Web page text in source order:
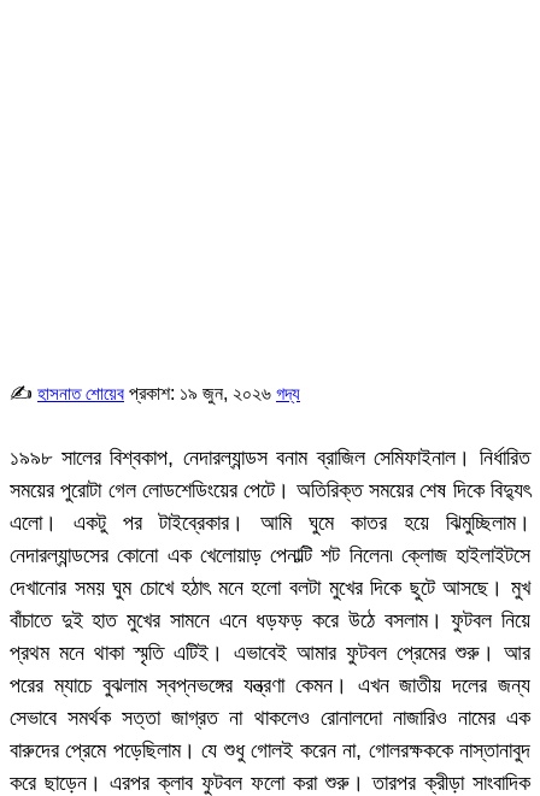
✍ হাসনাত শোয়েব প্রকাশ: ১৯ জুন, ২০২৬ গদ্য
১৯৯৮ সালের বিশ্বকাপ, নেদারল্যান্ডস বনাম ব্রাজিল সেমিফাইনাল। নির্ধারিত
সময়ের পুরোটা গেল লোডশেডিংয়ের পেটে। অতিরিক্ত সময়ের শেষ দিকে বিদ্যুৎ
এলো। একটু পর টাইব্রেকার। আমি ঘুমে কাতর হয়ে ঝিমুচ্ছিলাম।
নেদারল্যান্ডসের কোনো এক খেলোয়াড় পেনাল্টি শট নিলেন৷ ক্লোজ হাইলাইটসে
দেখানোর সময় ঘুম চোখে হঠাৎ মনে হলো বলটা মুখের দিকে ছুটে আসছে। মুখ
বাঁচাতে দুই হাত মুখের সামনে এনে ধড়ফড় করে উঠে বসলাম। ফুটবল নিয়ে
প্রথম মনে থাকা স্মৃতি এটিই। এভাবেই আমার ফুটবল প্রেমের শুরু। আর
পরের ম্যাচে বুঝলাম স্বপ্নভঙ্গের যন্ত্রণা কেমন। এখন জাতীয় দলের জন্য
সেভাবে সমর্থক সত্তা জাগ্রত না থাকলেও রোনালদো নাজারিও নামের এক
বারুদের প্রেমে পড়েছিলাম। যে শুধু গোলই করেন না, গোলরক্ষককে নাস্তানাবুদ
করে ছাড়েন। এরপর ক্লাব ফুটবল ফলো করা শুরু। তারপর ক্রীড়া সাংবাদিক